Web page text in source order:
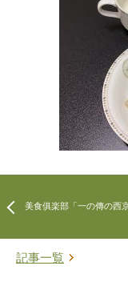
美食俱楽部「一の傳の西京
記事一覧